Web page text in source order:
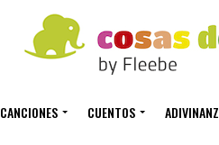
CANCIONES CUENTOS